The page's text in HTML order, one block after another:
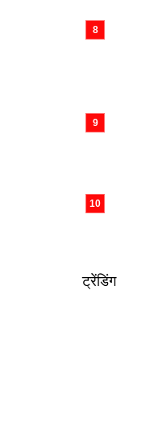
ट्रेंडिंग